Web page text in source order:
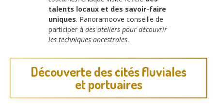
talents locaux et des savoir-faire
uniques. Panoramoove conseille de
participer à des ateliers pour découvrir
les techniques ancestrales.
Découverte des cités fluviales
et portuaires